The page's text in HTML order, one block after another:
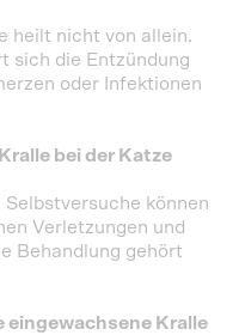
heilt nicht von allein.
sich die Entzündung
oder Infektionen
bei der Katze
können
Verletzungen und
Behandlung gehört
eingewachsene Kralle